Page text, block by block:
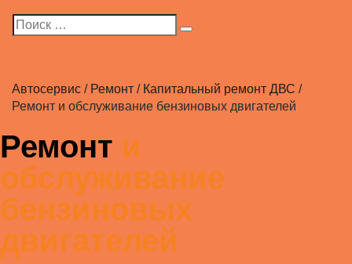
Автосервис / Ремонт / Капитальный ремонт ДВС /
Ремонт и обслуживание бензиновых двигателей
Ремонт и
обслуживание
бензиновых
двигателей